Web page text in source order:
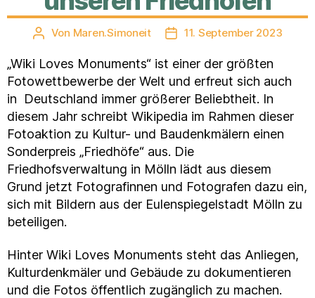
Beitragsautor
Von Maren.Simoneit Veröffentlichungsdatum
11. September 2023
„Wiki Loves Monuments“ ist einer der größten
Fotowettbewerbe der Welt und erfreut sich auch
in Deutschland immer größerer Beliebtheit. In
diesem Jahr schreibt Wikipedia im Rahmen dieser
Fotoaktion zu Kultur- und Baudenkmälern einen
Sonderpreis „Friedhöfe“ aus. Die
Friedhofsverwaltung in Mölln lädt aus diesem
Grund jetzt Fotografinnen und Fotografen dazu ein,
sich mit Bildern aus der Eulenspiegelstadt Mölln zu
beteiligen.
Hinter Wiki Loves Monuments steht das Anliegen,
Kulturdenkmäler und Gebäude zu dokumentieren
und die Fotos öffentlich zugänglich zu machen.